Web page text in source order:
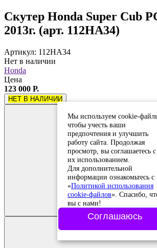
Скутер Honda Super Cub
2013г. (арт. 112HA34)
Артикул: 112HA34
Нет в наличии
Honda
Цена
123 000 Р.
НЕТ В НАЛИЧИИ
Добавить в
сравнение
Добавлено в
Мы используем cookie-
чтобы учесть ваши
предпочтения и улучшить
работу сайта. Продолжая
просмотр, вы соглашаетесь с
их использованием.
Для дополнительной
информации ознакомьтесь с
«Политикой использования
cookie-файлов». Спасибо,
вы с нами!
Соглашаюсь